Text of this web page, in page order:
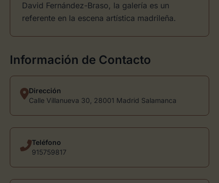
David Fernández-Braso, la galería es un
referente en la escena artística madrileña.
Información de Contacto
Dirección
Calle Villanueva 30, 28001 Madrid Salamanca
Teléfono
915759817